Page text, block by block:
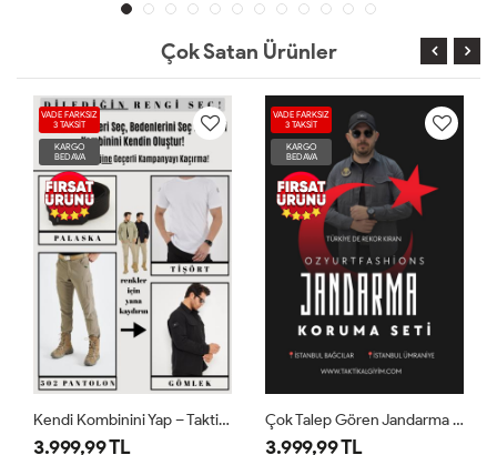
Çok Satan Ürünler
VADE FARKSIZ
3 TAKSİT
KARGO
BEDAVA
Kendi Kombinini Yap – TaktikEdge'li 4’lü Set
3.999,99 TL
VADE FARKSIZ
3 TAKSİT
KARGO
BEDAVA
Çok Talep Gören Jandarma Kombini
3.999,99 TL